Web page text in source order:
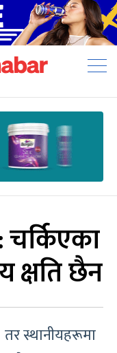
क्षति छैन
स्थानीयहरूमा